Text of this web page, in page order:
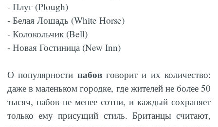
- Плуг (Plough)
- Белая Лошадь (White Horse)
- Колокольчик (Bell)
- Новая Гостиница (New Inn)
О популярности пабовговорит и их количество:
даже в маленьком городке, где жителей не более 50
тысяч, пабов не менее сотни, и каждый сохраняет
только ему присущий стиль. Британцы считают,